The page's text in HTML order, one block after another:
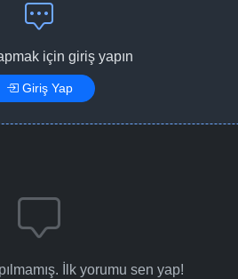
için giriş yapın
Giriş Yap
İlk yorumu sen yap!